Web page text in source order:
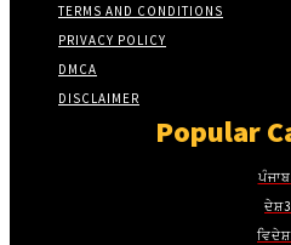
TERMS AND CONDITIONS
PRIVACY POLICY
DMCA
DISCLAIMER
Popular
ਪੰਜਾਬ
ਦੇਸ਼
ਵਿਦੇਸ਼